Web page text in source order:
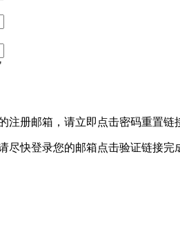
注册邮箱，请立即点击密码重置链
尽快登录您的邮箱点击验证链接